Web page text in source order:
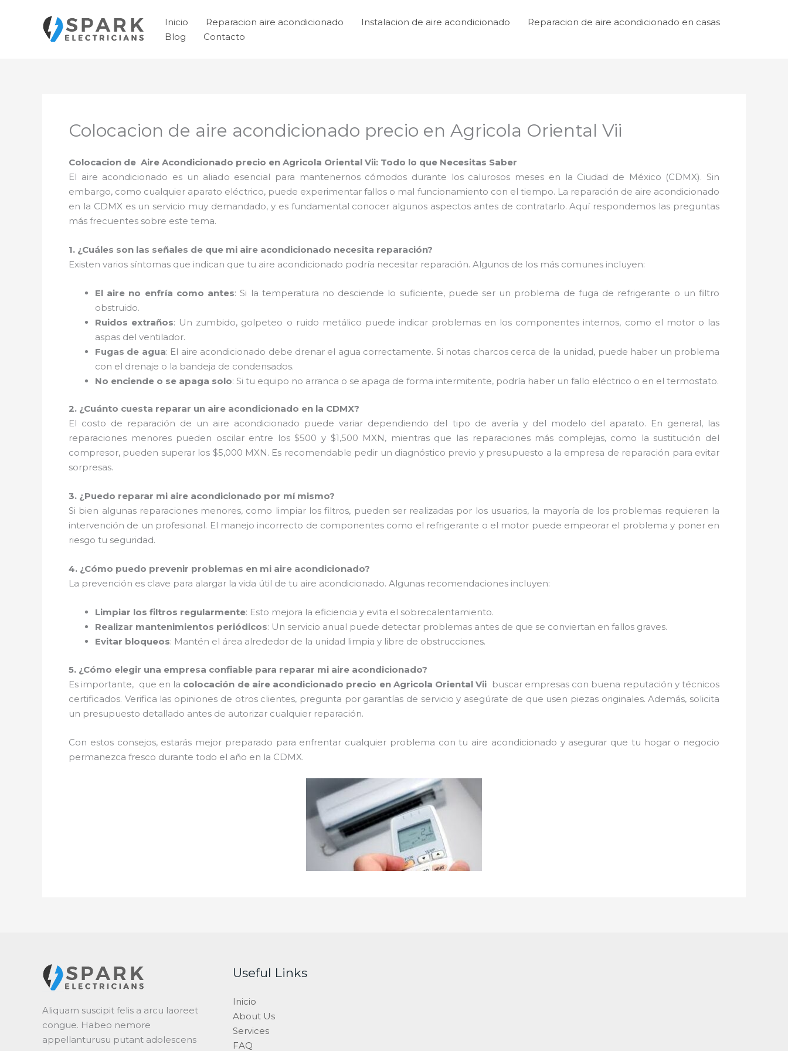
contenido
Inicio Reparacion aire acondicionado Instalacion de aire acondicionado
Reparacion de aire acondicionado en casas
Blog
Contacto
Colocacion de aire acondicionado precio en Agricola Oriental Vii
Colocacion de Aire Acondicionado precio en Agricola Oriental Vii: Todo lo que Necesitas Saber
El aire acondicionado es un aliado esencial para mantenernos cómodos durante los calurosos meses en la Ciudad de México (CDMX). Sin
embargo, como cualquier aparato eléctrico, puede experimentar fallos o mal funcionamiento con el tiempo. La reparación de aire acondicionado
en la CDMX es un servicio muy demandado, y es fundamental conocer algunos aspectos antes de contratarlo. Aquí respondemos las preguntas
más frecuentes sobre este tema.
1. ¿Cuáles son las señales de que mi aire acondicionado necesita reparación?
Existen varios síntomas que indican que tu aire acondicionado podría necesitar reparación. Algunos de los más comunes incluyen:
El aire no enfría como antes: Si la temperatura no desciende lo suficiente, puede ser un problema de fuga de refrigerante o un filtro
obstruido.
Ruidos extraños: Un zumbido, golpeteo o ruido metálico puede indicar problemas en los componentes internos, como el motor o las
aspas del ventilador.
Fugas de agua: El aire acondicionado debe drenar el agua correctamente. Si notas charcos cerca de la unidad, puede haber un problema
con el drenaje o la bandeja de condensados.
No enciende o se apaga solo: Si tu equipo no arranca o se apaga de forma intermitente, podría haber un fallo eléctrico o en el termostato.
2. ¿Cuánto cuesta reparar un aire acondicionado en la CDMX?
El costo de reparación de un aire acondicionado puede variar dependiendo del tipo de avería y del modelo del aparato. En general, las
reparaciones menores pueden oscilar entre los $500 y $1,500 MXN, mientras que las reparaciones más complejas, como la sustitución del
compresor, pueden superar los $5,000 MXN. Es recomendable pedir un diagnóstico previo y presupuesto a la empresa de reparación para evitar
sorpresas.
3. ¿Puedo reparar mi aire acondicionado por mí mismo?
Si bien algunas reparaciones menores, como limpiar los filtros, pueden ser realizadas por los usuarios, la mayoría de los problemas requieren la
intervención de un profesional. El manejo incorrecto de componentes como el refrigerante o el motor puede empeorar el problema y poner en
riesgo tu seguridad.
4. ¿Cómo puedo prevenir problemas en mi aire acondicionado?
La prevención es clave para alargar la vida útil de tu aire acondicionado. Algunas recomendaciones incluyen:
Limpiar los filtros regularmente: Esto mejora la eficiencia y evita el sobrecalentamiento.
Realizar mantenimientos periódicos: Un servicio anual puede detectar problemas antes de que se conviertan en fallos graves.
Evitar bloqueos: Mantén el área alrededor de la unidad limpia y libre de obstrucciones.
5. ¿Cómo elegir una empresa confiable para reparar mi aire acondicionado?
Es importante, que en la colocación de aire acondicionado precio en Agricola Oriental Vii buscar empresas con buena reputación y técnicos
certificados. Verifica las opiniones de otros clientes, pregunta por garantías de servicio y asegúrate de que usen piezas originales. Además, solicita
un presupuesto detallado antes de autorizar cualquier reparación.
Con estos consejos, estarás mejor preparado para enfrentar cualquier problema con tu aire acondicionado y asegurar que tu hogar o negocio
permanezca fresco durante todo el año en la CDMX.
Aliquam suscipit felis a arcu laoreet
congue. Habeo nemore
appellanturusu putant adolescens
Useful Links
Inicio
About Us
Services
FAQ